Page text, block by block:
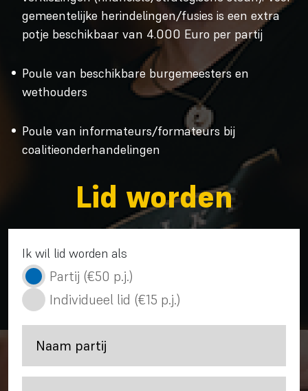
gemeentelijke herindelingen/fusies is een extra
potje beschikbaar van 4.000 Euro per partij
Poule van beschikbare burgemeesters en
wethouders
Poule van informateurs/formateurs bij
coalitieonderhandelingen
Lid worden
Ik wil lid worden als
Partij (€50 p.j.)
Individueel lid (€15 p.j.)